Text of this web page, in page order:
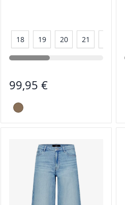
18 19 20 21
99,95 €